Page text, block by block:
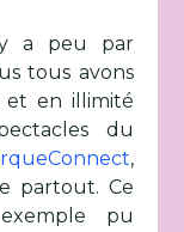
a peu par
tous avons
et en illimité
du
,
partout. Ce
pu